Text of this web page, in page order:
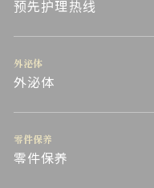
预先护理热线
外泌体
外泌体
零件保养
零件保养